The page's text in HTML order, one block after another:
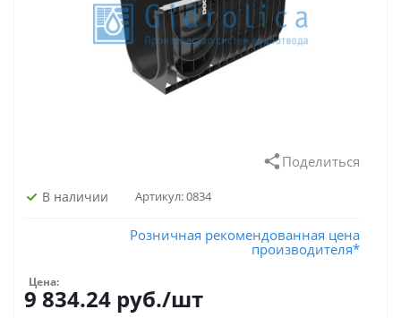
Поделиться
В наличии Артикул:0834
Розничная рекомендованная цена
производителя*
Цена:
9 834.24 руб./шт